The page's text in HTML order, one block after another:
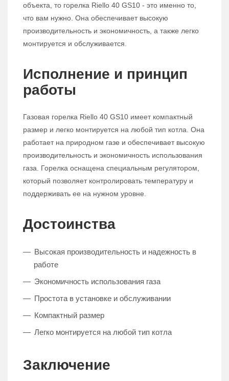
объекта, то горелка Riello 40 GS10 - это именно то,
что вам нужно. Она обеспечивает высокую
производительность и экономичность, а также легко
монтируется и обслуживается.
Исполнение и принцип
работы
Газовая горелка Riello 40 GS10 имеет компактный
размер и легко монтируется на любой тип котла. Она
работает на природном газе и обеспечивает высокую
производительность и экономичность использования
газа. Горелка оснащена специальным регулятором,
который позволяет контролировать температуру и
поддерживать ее на нужном уровне.
Достоинства
Высокая производительность и надежность в
работе
Экономичность использования газа
Простота в установке и обслуживании
Компактный размер
Легко монтируется на любой тип котла
Заключение